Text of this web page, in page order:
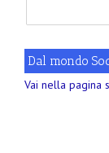
Dal mondo
Vai nella pagina